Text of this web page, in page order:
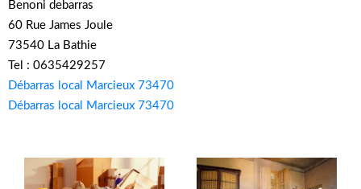
Benoni debarras
60 Rue James Joule
73540 La Bathie
Tel : 0635429257
Débarras local Marcieux 73470
Débarras local Marcieux 73470